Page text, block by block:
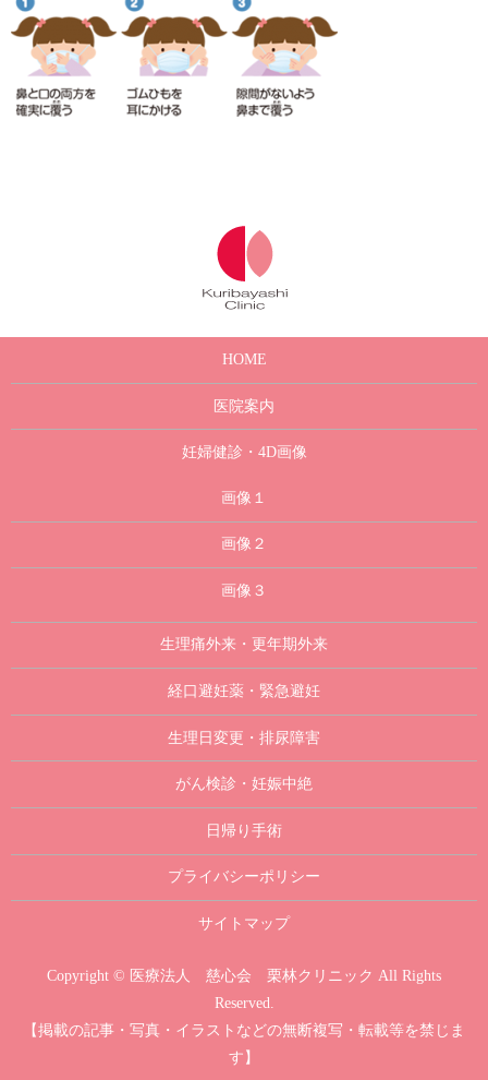
HOME
医院案内
妊婦健診・4D画像
画像１
画像２
画像３
生理痛外来・更年期外来
経口避妊薬・緊急避妊
生理日変更・排尿障害
がん検診・妊娠中絶
日帰り手術
プライバシーポリシー
サイトマップ
Copyright © 医療法人 慈心会 栗林クリニック All Rights
Reserved.
【掲載の記事・写真・イラストなどの無断複写・転載等を禁じま
す】